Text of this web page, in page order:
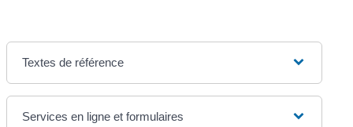
Textes de référence
Services en ligne et formulaires